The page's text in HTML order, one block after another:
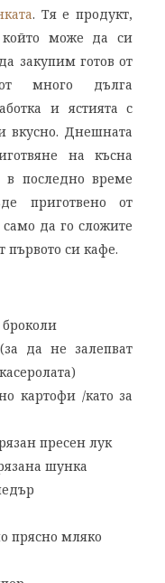
. Тя е продукт,
може да си
закупим готов от
много дълга
и ястията с
вкусно. Днешната
на късна
в последно време
приготвено от
да го сложите
първото си кафе.
да не залепват
картофи /като за
пресен лук
шунка
прясно мляко